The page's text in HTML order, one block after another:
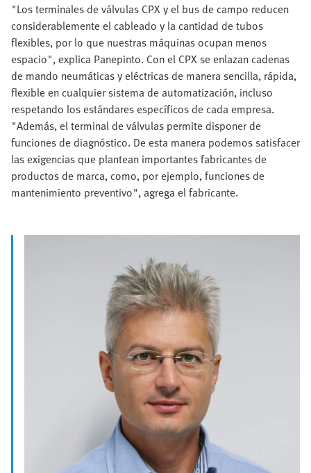
"Los terminales de válvulas CPX y el bus de campo reducen
considerablemente el cableado y la cantidad de tubos
flexibles, por lo que nuestras máquinas ocupan menos
espacio", explica Panepinto. Con el CPX se enlazan cadenas
de mando neumáticas y eléctricas de manera sencilla, rápida,
flexible en cualquier sistema de automatización, incluso
respetando los estándares específicos de cada empresa.
"Además, el terminal de válvulas permite disponer de
funciones de diagnóstico. De esta manera podemos satisfacer
las exigencias que plantean importantes fabricantes de
productos de marca, como, por ejemplo, funciones de
mantenimiento preventivo", agrega el fabricante.